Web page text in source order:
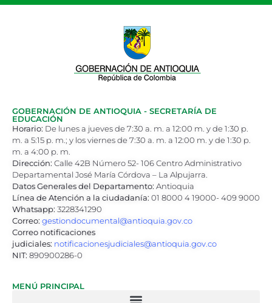
GOBERNACIÓN DE ANTIOQUIA - SECRETARÍA DE
EDUCACIÓN
Horario: De lunes a jueves de 7:30 a. m. a 12:00 m. y de 1:30 p.
m. a 5:15 p. m.; y los viernes de 7:30 a. m. a 12:00 m. y de 1:30 p.
m. a 4:00 p. m.
Dirección: Calle 42B Número 52- 106 Centro Administrativo
Departamental José María Córdova – La Alpujarra.
Datos Generales del Departamento: Antioquia
Línea de Atención a la ciudadanía: 01 8000 4 19000- 409 9000
Whatsapp: 3228341290
Correo: gestiondocumental@antioquia.gov.co
Correo notificaciones
judiciales: notificacionesjudiciales@antioquia.gov.co
NIT: 890900286-0
MENÚ PRINCIPAL